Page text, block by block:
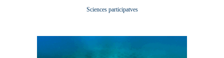
Sciences participatves